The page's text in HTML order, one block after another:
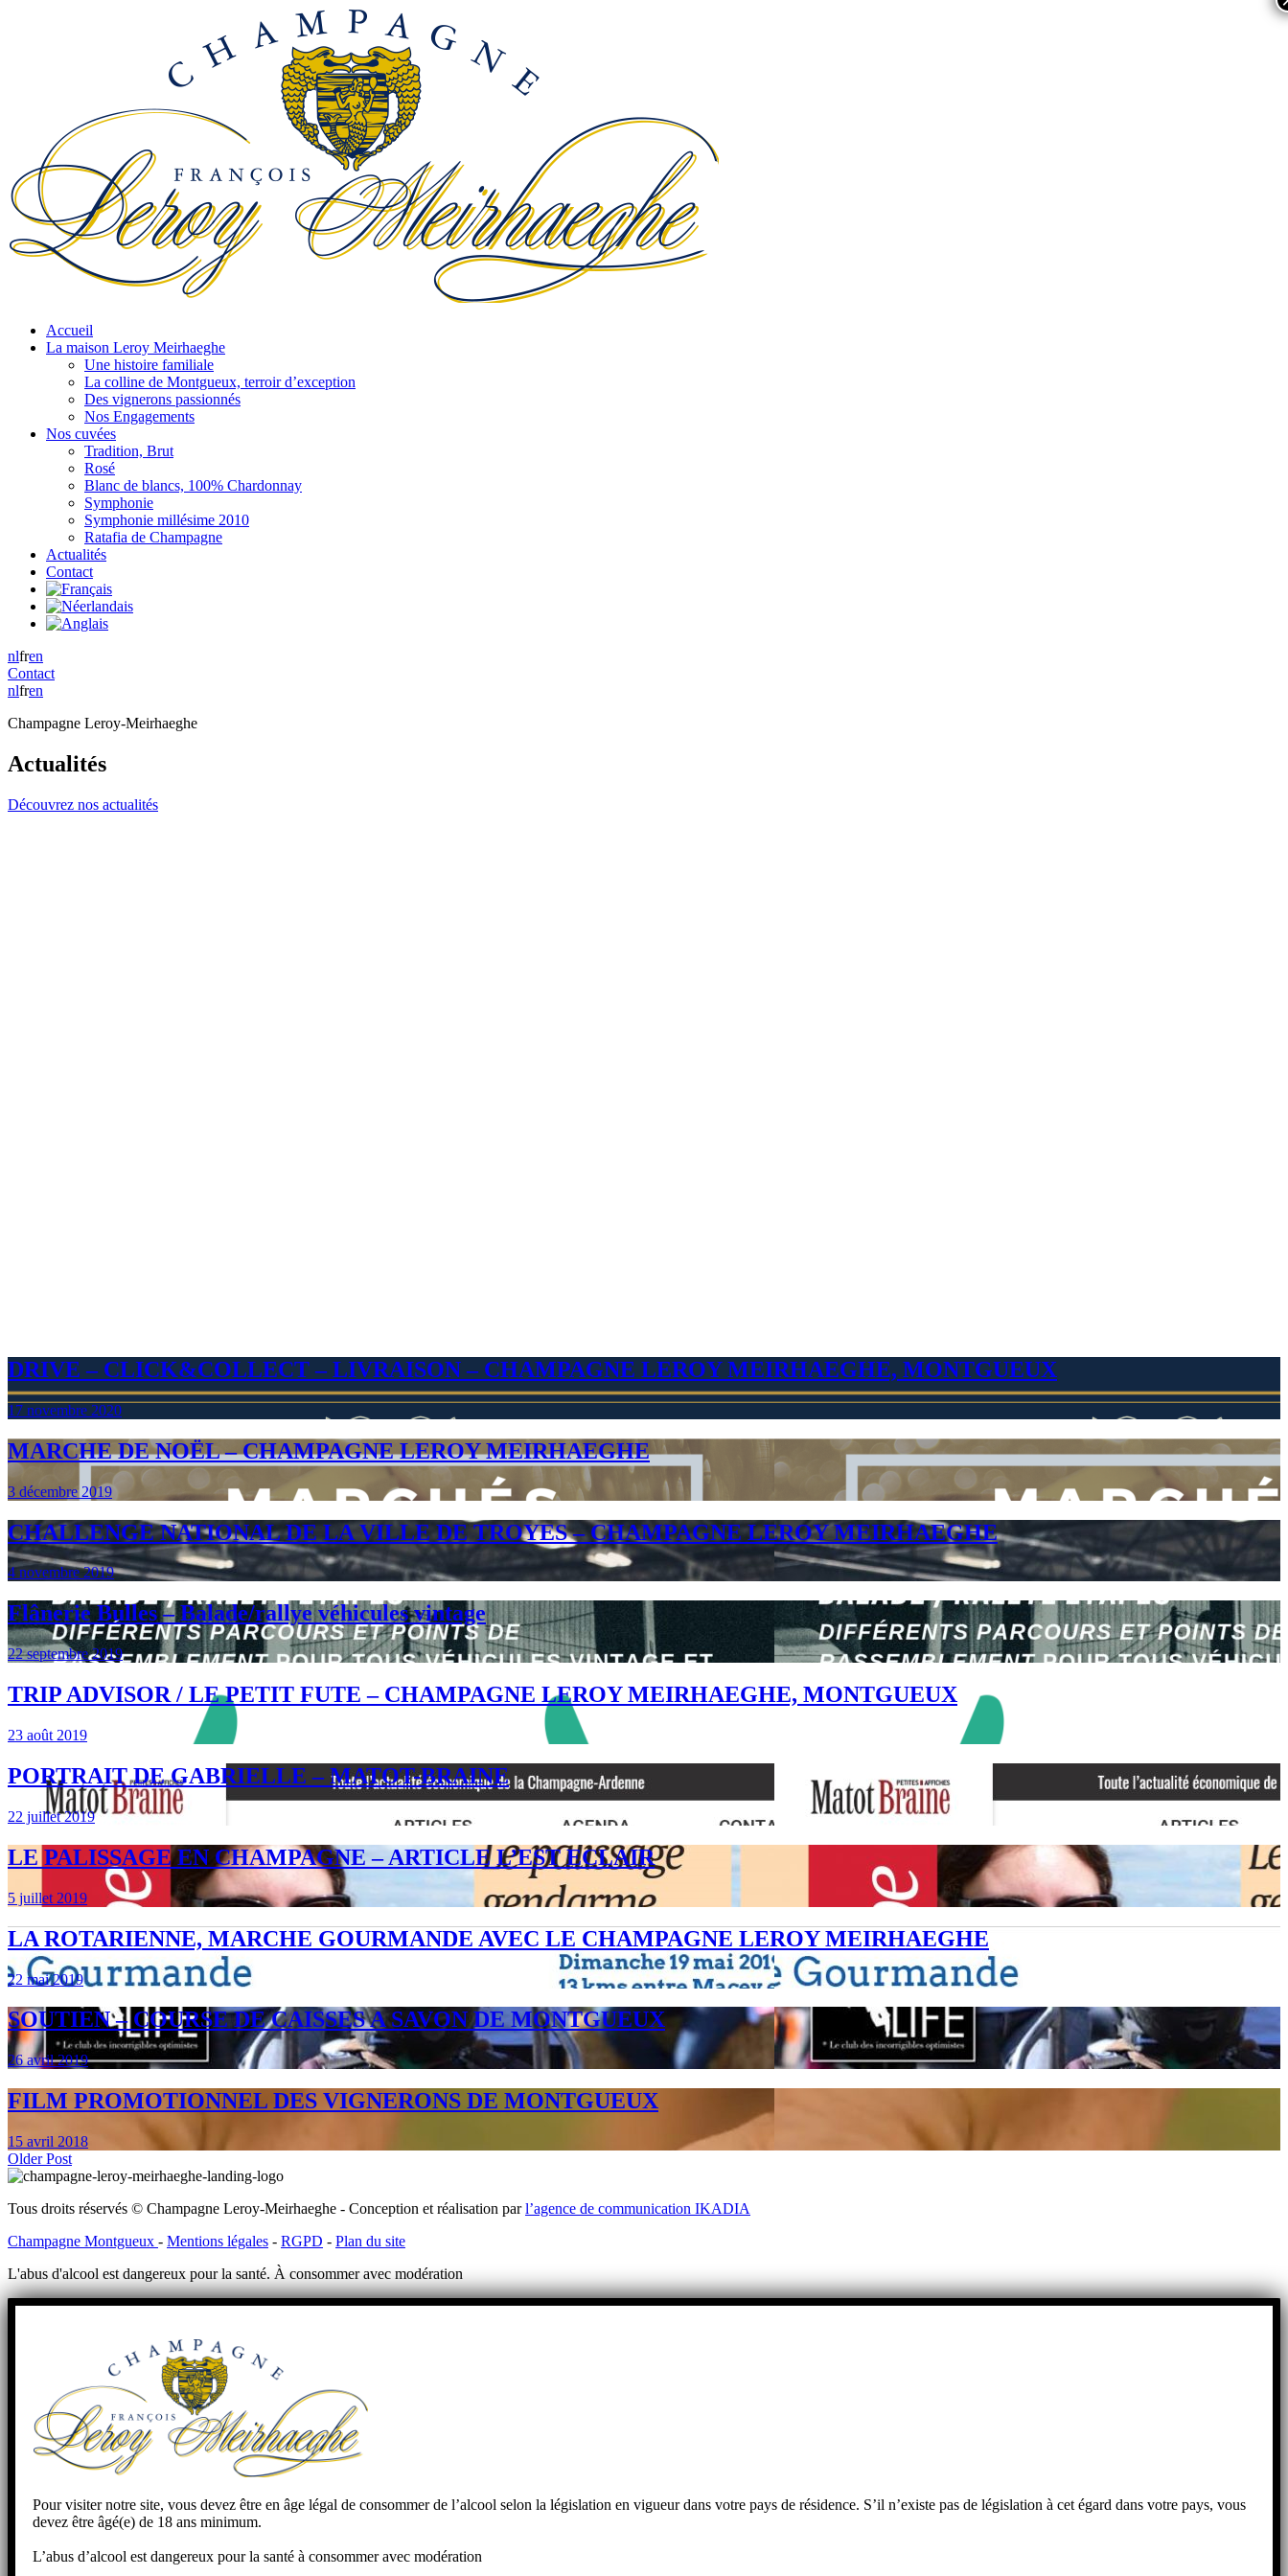
Accueil
La maison Leroy Meirhaeghe
Une histoire familiale
La colline de Montgueux, terroir d’exception
Des vignerons passionnés
Nos Engagements
Nos cuvées
Tradition, Brut
Rosé
Blanc de blancs, 100% Chardonnay
Symphonie
Symphonie millésime 2010
Ratafia de Champagne
Actualités
Contact
nlfren
Contact
nlfren
Champagne Leroy-Meirhaeghe
Actualités
Découvrez nos actualités
DRIVE – CLICK&COLLECT – LIVRAISON – CHAMPAGNE LEROY MEIRHAEGHE, MONTGUEUX
17 novembre 2020
MARCHE DE NOËL – CHAMPAGNE LEROY MEIRHAEGHE
3 décembre 2019
CHALLENGE NATIONAL DE LA VILLE DE TROYES – CHAMPAGNE LEROY MEIRHAEGHE
4 novembre 2019
Flânerie Bulles – Balade/rallye véhicules vintage
22 septembre 2019
TRIP ADVISOR / LE PETIT FUTE – CHAMPAGNE LEROY MEIRHAEGHE, MONTGUEUX
23 août 2019
PORTRAIT DE GABRIELLE – MATOT-BRAINE
22 juillet 2019
LE PALISSAGE EN CHAMPAGNE – ARTICLE L’EST ECLAIR
5 juillet 2019
LA ROTARIENNE, MARCHE GOURMANDE AVEC LE CHAMPAGNE LEROY MEIRHAEGHE
22 mai 2019
SOUTIEN – COURSE DE CAISSES A SAVON DE MONTGUEUX
26 avril 2019
FILM PROMOTIONNEL DES VIGNERONS DE MONTGUEUX
15 avril 2018
Older Post
Tous droits réservés © Champagne Leroy-Meirhaeghe - Conception et réalisation parl’agence de communication IKADIA
Champagne Montgueux - Mentions légales - RGPD - Plan du site
L'abus d'alcool est dangereux pour la santé. À consommer avec modération
Pour visiter notre site, vous devez être en âge légal de consommer de l’alcool selon la législation en vigueur dans votre pays de résidence. S’il n’existe pas de législation à cet égard dans votre pays, vous
devez être âgé(e) de 18 ans minimum.
L’abus d’alcool est dangereux pour la santé à consommer avec modération